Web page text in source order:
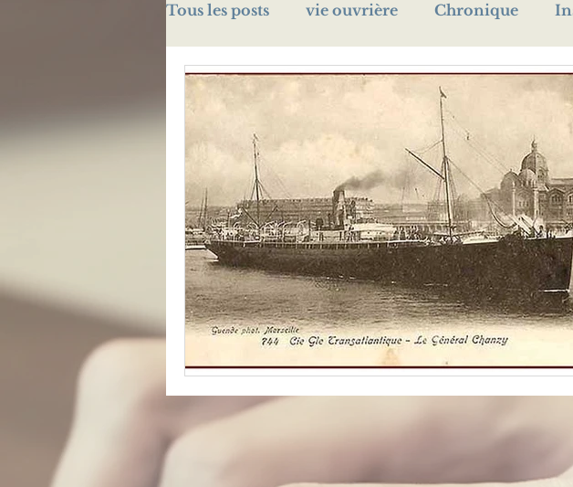
Tous les posts vie ouvrière Chronique
challenge A/Z énigme
prison Légion d'honneur orphelin
catastrophe presse loup religion
réfugiés Archive insolite maréchaussée